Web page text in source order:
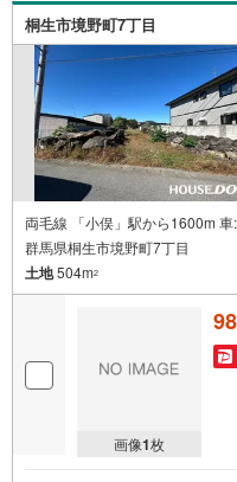
桐生市境野町7丁目
両毛線 「小俣」駅から1600m 車
群馬県桐生市境野町7丁目
土地504m2
画像1枚